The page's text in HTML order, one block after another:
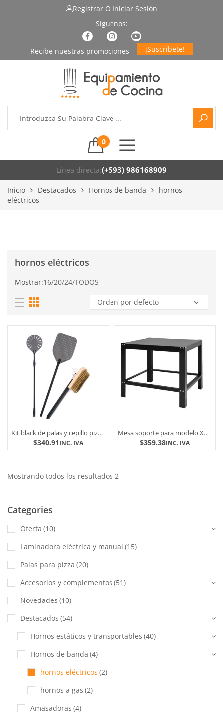
Registrar O Iniciar Sesión
¡Suscribete!
0
Línea directa:(+593) 986168909
Inicio Destacados Hornos de banda
hornos
eléctricos
hornos eléctricos
Mostrar:16/20/24/TODOS
Kit black de palas y cepillo pizzaiolo
$340.91INC. IVA
Mesa soporte para modelo XL 4 y XL 3L – Prismafood
$359.38INC. IVA
Mostrando todos los resultados 2
Categories
Oferta (10)
Laminadora eléctrica y manual (15)
Palas para pizza (20)
Accesorios y complementos (51)
Novedades (10)
Destacados (54)
Hornos estáticos y transportables (40)
Hornos de banda (4)
hornos eléctricos (2)
hornos a gas (2)
Amasadoras (4)